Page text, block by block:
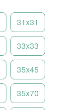
31x31
33x33
35x45
35x70